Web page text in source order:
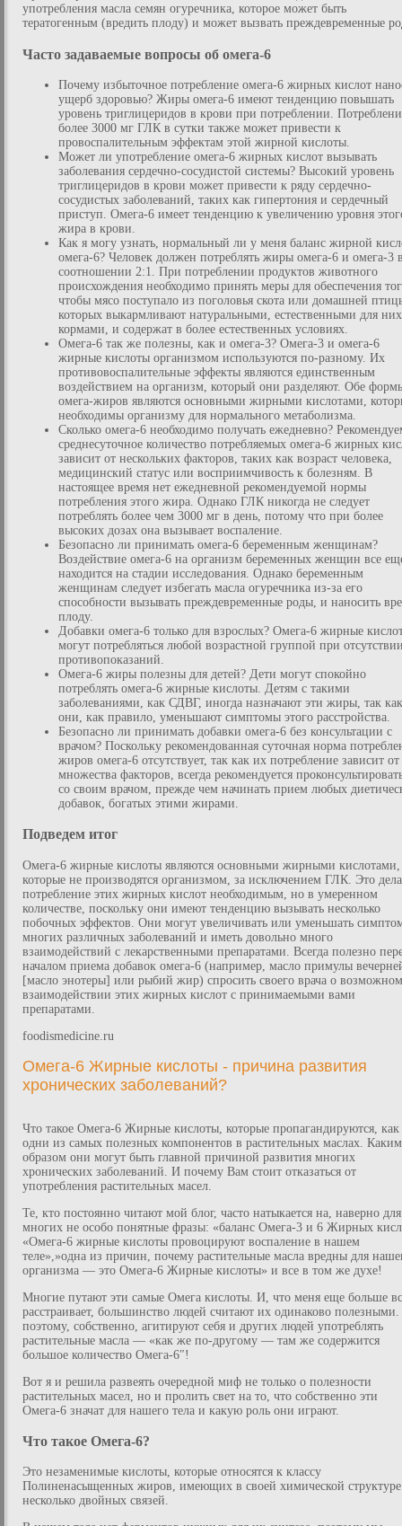
употребления масла семян огуречника, которое может быть
тератогенным (вредить плоду) и может вызвать преждевременные
Часто задаваемые вопросы об омега-6
Почему избыточное потребление омега-6 жирных кислот
ущерб здоровью? Жиры омега-6 имеют тенденцию повышать
уровень триглицеридов в крови при потреблении.
более 3000 мг ГЛК в сутки также может привести к
провоспалительным эффектам этой жирной кислоты.
Может ли употребление омега-6 жирных кислот вызывать
заболевания сердечно-сосудистой системы? Высокий уровень
триглицеридов в крови может привести к ряду сердечно-
сосудистых заболеваний, таких как гипертония и сердечный
приступ. Омега-6 имеет тенденцию к увеличению уровня
жира в крови.
Как я могу узнать, нормальный ли у меня баланс жирной
омега-6? Человек должен потреблять жиры омега-6 и омега-3
соотношении 2:1. При потреблении продуктов животного
происхождения необходимо принять меры для обеспечения
чтобы мясо поступало из поголовья скота или домашней
которых выкармливают натуральными, естественными для них
кормами, и содержат в более естественных условиях.
Омега-6 так же полезны, как и омега-3? Омега-3 и омега-6
жирные кислоты организмом используются по-разному. Их
противовоспалительные эффекты являются единственным
воздействием на организм, который они разделяют. Обе
омега-жиров являются основными жирными кислотами,
необходимы организму для нормального метаболизма.
Сколько омега-6 необходимо получать ежедневно?
среднесуточное количество потребляемых омега-6 жирных
зависит от нескольких факторов, таких как возраст человека,
медицинский статус или восприимчивость к болезням. В
настоящее время нет ежедневной рекомендуемой нормы
потребления этого жира. Однако ГЛК никогда не следует
потреблять более чем 3000 мг в день, потому что при более
высоких дозах она вызывает воспаление.
Безопасно ли принимать омега-6 беременным женщинам?
Воздействие омега-6 на организм беременных женщин все
находится на стадии исследования. Однако беременным
женщинам следует избегать масла огуречника из-за его
способности вызывать преждевременные роды, и наносить
плоду.
Добавки омега-6 только для взрослых? Омега-6 жирные
могут потребляться любой возрастной группой при
противопоказаний.
Омега-6 жиры полезны для детей? Дети могут спокойно
потреблять омега-6 жирные кислоты. Детям с такими
заболеваниями, как СДВГ, иногда назначают эти жиры, так как
они, как правило, уменьшают симптомы этого расстройства.
Безопасно ли принимать добавки омега-6 без консультации с
врачом? Поскольку рекомендованная суточная норма
жиров омега-6 отсутствует, так как их потребление зависит от
множества факторов, всегда рекомендуется
со своим врачом, прежде чем начинать прием любых
добавок, богатых этими жирами.
Подведем итог
Омега-6 жирные кислоты являются основными жирными кислотами,
которые не производятся организмом, за исключением ГЛК. Это
потребление этих жирных кислот необходимым, но в умеренном
количестве, поскольку они имеют тенденцию вызывать несколько
побочных эффектов. Они могут увеличивать или уменьшать
многих различных заболеваний и иметь довольно много
взаимодействий с лекарственными препаратами. Всегда полезно
началом приема добавок омега-6 (например, масло примулы
[масло энотеры] или рыбий жир) спросить своего врача о возможном
взаимодействии этих жирных кислот с принимаемыми вами
препаратами.
foodismedicine.ru
Омега-6 Жирные кислоты - причина развития
хронических заболеваний?
Что такое Омега-6 Жирные кислоты, которые пропагандируются, как
одни из самых полезных компонентов в растительных маслах. Каким
образом они могут быть главной причиной развития многих
хронических заболеваний. И почему Вам стоит отказаться от
употребления растительных масел.
Те, кто постоянно читают мой блог, часто натыкается на, наверно для
многих не особо понятные фразы: «баланс Омега-3 и 6 Жирных
«Омега-6 жирные кислоты провоцируют воспаление в нашем
теле»,»одна из причин, почему растительные масла вредны для
организма — это Омега-6 Жирные кислоты» и все в том же духе!
Многие путают эти самые Омега кислоты. И, что меня еще больше
расстраивает, большинство людей считают их одинаково
поэтому, собственно, агитируют себя и других людей употреблять
растительные масла — «как же по-другому — там же содержится
большое количество Омега-6″!
Вот я и решила развеять очередной миф не только о полезности
растительных масел, но и пролить свет на то, что собственно эти
Омега-6 значат для нашего тела и какую роль они играют.
Что такое Омега-6?
Это незаменимые кислоты, которые относятся к классу
Полиненасыщенных жиров, имеющих в своей химической структуре
несколько двойных связей.